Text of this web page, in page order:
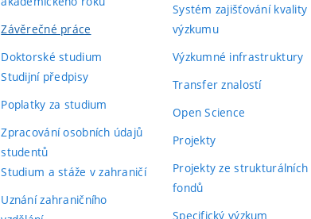
literaturou
I have no objections against the
Aktivita
během
řešení,
konzultace,
komunikace
The student and I met several
presented a significant advance in
Výsledný počet bodů navržený vedoucím:
požadavků
První čtyři body zadání byly splněny
chyběla demonstrace toho, zda a
výsledky analýzy pomocí nových
demonstroval na mnohonásobně
spíše o drobný nedostatek.
Rozsah
zprávy
Technická zpráva je spíše kratší:
Závěrečné práce
Doktorské studium
Studijní předpisy
Poplatky za studium
Zpracování osobních údajů
studentů
Studium a stáže v zahraničí
Uznání zahraničního
Systém zajišťování kvality
výzkumu
Výzkumné infrastruktury
Transfer znalostí
Open Science
Projekty
Projekty ze strukturálních
fondů
Specifický výzkum